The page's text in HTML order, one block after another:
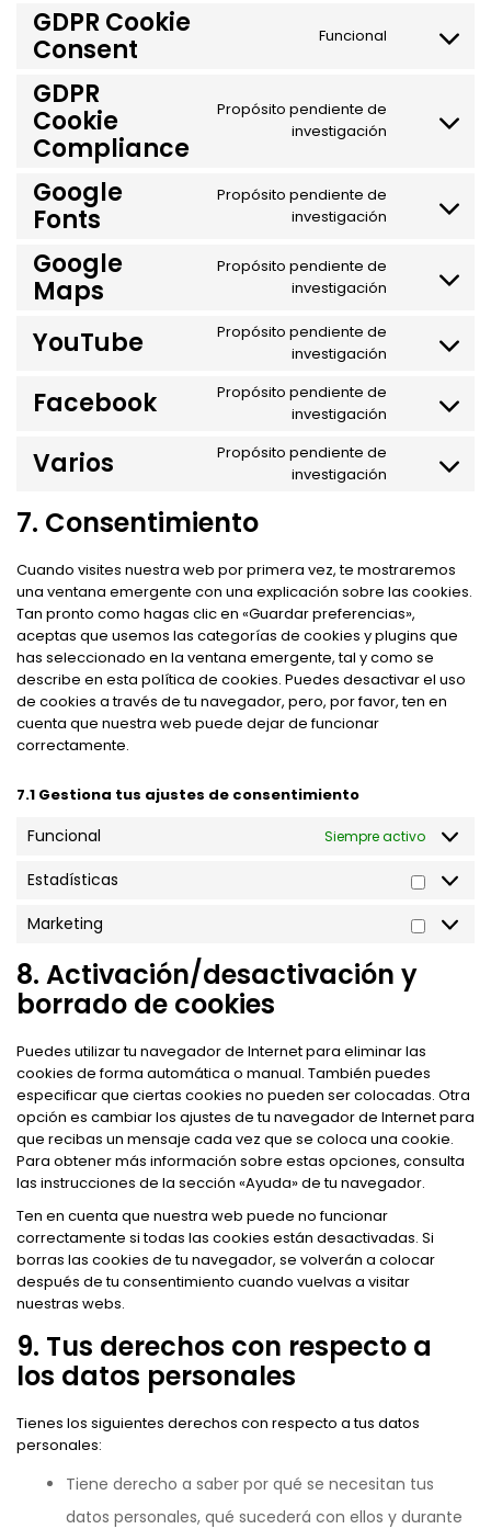
service
wordpress
GDPR Cookie
Consent
Funcional
Consent
cookie-
GDPR
Cookie
Compliance
Propósito pendiente de
investigación
Consent
cookie-
Google
Fonts
Propósito pendiente de
investigación
Consent
google-
Google
Maps
Propósito pendiente de
investigación
Consent
google-
YouTube
Propósito pendiente de
investigación
Consent
youtube
Facebook
Propósito pendiente de
investigación
Consent
facebook
Varios
Propósito pendiente de
investigación
Consent
7. Consentimiento
Cuando visites nuestra web por primera vez, te mostraremos
una ventana emergente con una explicación sobre las cookies.
Tan pronto como hagas clic en «Guardar preferencias»,
aceptas que usemos las categorías de cookies y plugins que
has seleccionado en la ventana emergente, tal y como se
describe en esta política de cookies. Puedes desactivar el uso
de cookies a través de tu navegador, pero, por favor, ten en
cuenta que nuestra web puede dejar de funcionar
correctamente.
7.1 Gestiona tus ajustes de consentimiento
Funcional Siempre activo
Estadísticas
Marketing
8. Activación/desactivación y
borrado de cookies
Puedes utilizar tu navegador de Internet para eliminar las
cookies de forma automática o manual. También puedes
especificar que ciertas cookies no pueden ser colocadas. Otra
opción es cambiar los ajustes de tu navegador de Internet para
que recibas un mensaje cada vez que se coloca una cookie.
Para obtener más información sobre estas opciones, consulta
las instrucciones de la sección «Ayuda» de tu navegador.
Ten en cuenta que nuestra web puede no funcionar
correctamente si todas las cookies están desactivadas. Si
borras las cookies de tu navegador, se volverán a colocar
después de tu consentimiento cuando vuelvas a visitar
nuestras webs.
9. Tus derechos con respecto a
los datos personales
Tienes los siguientes derechos con respecto a tus datos
personales:
Tiene derecho a saber por qué se necesitan tus
datos personales, qué sucederá con ellos y durante